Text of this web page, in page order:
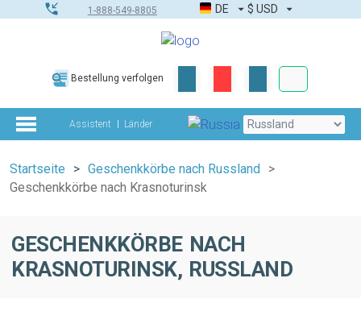
1-888-549-8805 DE $ USD
Bestellung verfolgen
Assistent Länder
Startseite
Geschenkkörbe nach Russland
Geschenkkörbe nach Krasnoturinsk
GESCHENKKÖRBE NACH
KRASNOTURINSK, RUSSLAND